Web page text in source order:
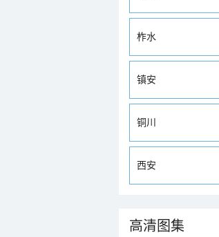
柞水
镇安
铜川
西安
高清图集